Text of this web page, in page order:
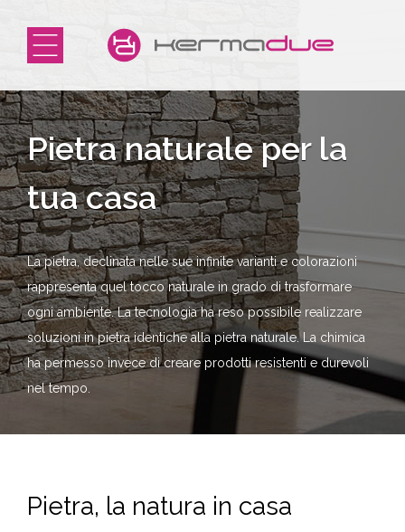
Pietra naturale per la
tua casa
La pietra, declinata nelle sue infinite varianti e colorazioni
rappresenta quel tocco naturale in grado di trasformare
ogni ambiente. La tecnologia ha reso possibile realizzare
soluzioni in pietra identiche alla pietra naturale. La chimica
ha permesso invece di creare prodotti resistenti e durevoli
nel tempo.
Pietra, la natura in casa